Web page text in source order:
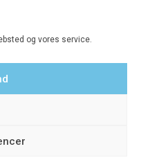
og vores service.
man-fre kl. 9-15